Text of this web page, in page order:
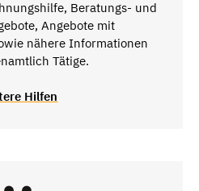
Beratungs- und
Angebote mit
nähere Informationen
Tätige.
Hilfen